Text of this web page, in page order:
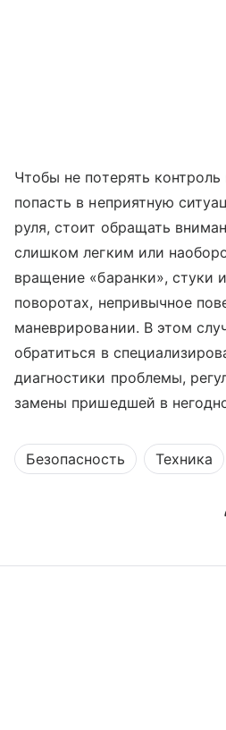
Чтобы не потерять
попасть в неприятную
руля, стоит обращать
слишком легким или
вращение «баранки», стуки
поворотах, непривычное
маневрировании. В этом
обратиться в
диагностики проблемы,
замены пришедшей в
Безопасность Техника